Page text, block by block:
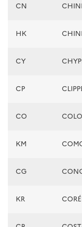
CN
HK
CY
CP
CO
KM
CG
KR